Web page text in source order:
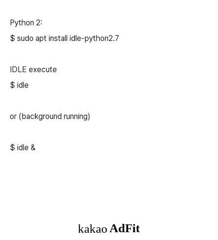
Python 2:
$ sudo apt install idle-python2.7
IDLE execute
$ idle
or (background running)
$ idle &